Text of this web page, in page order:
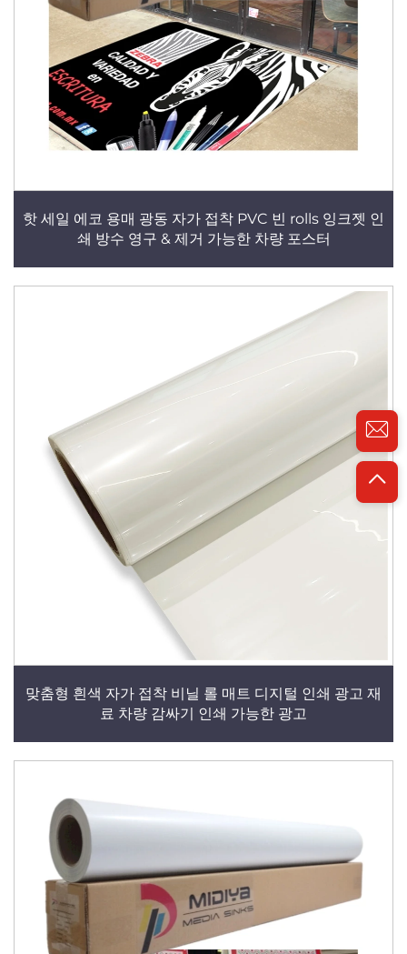
핫 세일 에코 용매 광동 자가 접착 PVC 빈 rolls 잉크젯 인
쇄 방수 영구 & 제거 가능한 차량 포스터
맞춤형 흰색 자가 접착 비닐 롤 매트 디지털 인쇄 광고 재
료 차량 감싸기 인쇄 가능한 광고